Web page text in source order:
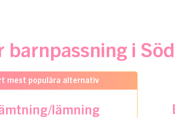
i
mest populära alternativ
lämning